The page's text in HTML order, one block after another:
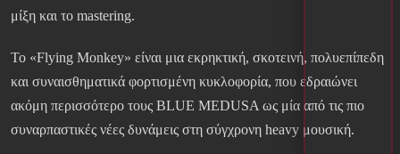
μίξη και το mastering.
Το «Flying Monkey» είναι μια εκρηκτική, σκοτεινή, πολυεπίπεδη
και συναισθηματικά φορτισμένη κυκλοφορία, που εδραιώνει
ακόμη περισσότερο τους BLUE MEDUSA ως μία από τις πιο
συναρπαστικές νέες δυνάμεις στη σύγχρονη heavy μουσική.